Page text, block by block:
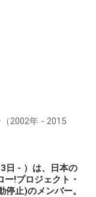
2002年 - 2015
日 - ）は、日本の
!プロジェクト・
止)のメンバー。